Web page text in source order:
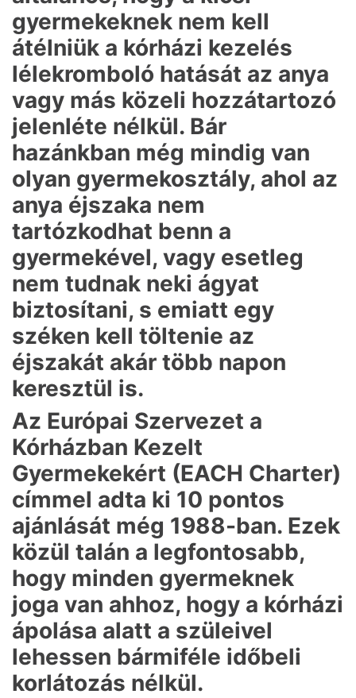
gyermekeknek nem kell
átélniük a kórházi kezelés
lélekromboló hatását az anya
vagy más közeli hozzátartozó
jelenléte nélkül. Bár
hazánkban még mindig van
olyan gyermekosztály, ahol az
anya éjszaka nem
tartózkodhat benn a
gyermekével, vagy esetleg
nem tudnak neki ágyat
biztosítani, s emiatt egy
széken kell töltenie az
éjszakát akár több napon
keresztül is.
Az Európai Szervezet a
Kórházban Kezelt
Gyermekekért (EACH Charter)
címmel adta ki 10 pontos
ajánlását még 1988-ban. Ezek
közül talán a legfontosabb,
hogy minden gyermeknek
joga van ahhoz, hogy a kórházi
ápolása alatt a szüleivel
lehessen bármiféle időbeli
korlátozás nélkül.